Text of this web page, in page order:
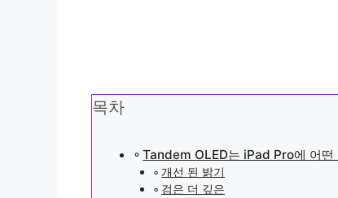
목차
Tandem OLED는 iPad Pro에 어떤
개선 된 밝기
검은 더 깊은